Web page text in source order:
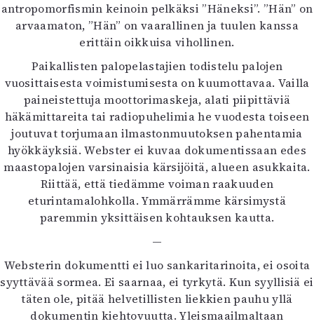
antropomorfismin keinoin pelkäksi ”Häneksi”. ”Hän” on
arvaamaton, ”Hän” on vaarallinen ja tuulen kanssa
erittäin oikkuisa vihollinen.
Paikallisten palopelastajien todistelu palojen
vuosittaisesta voimistumisesta on kuumottavaa. Vailla
paineistettuja moottorimaskeja, alati piipittäviä
häkämittareita tai radiopuhelimia he vuodesta toiseen
joutuvat torjumaan ilmastonmuutoksen pahentamia
hyökkäyksiä. Webster ei kuvaa dokumentissaan edes
maastopalojen varsinaisia kärsijöitä, alueen asukkaita.
Riittää, että tiedämme voiman raakuuden
eturintamalohkolla. Ymmärrämme kärsimystä
paremmin yksittäisen kohtauksen kautta.
—
Websterin dokumentti ei luo sankaritarinoita, ei osoita
syyttävää sormea. Ei saarnaa, ei tyrkytä. Kun syyllisiä ei
täten ole, pitää helvetillisten liekkien pauhu yllä
dokumentin kiehtovuutta. Yleismaailmaltaan